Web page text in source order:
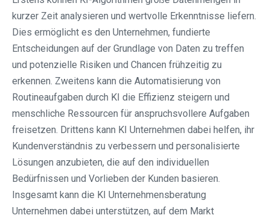
kurzer Zeit analysieren und wertvolle Erkenntnisse liefern.
Dies ermöglicht es den Unternehmen, fundierte
Entscheidungen auf der Grundlage von Daten zu treffen
und potenzielle Risiken und Chancen frühzeitig zu
erkennen. Zweitens kann die Automatisierung von
Routineaufgaben durch KI die Effizienz steigern und
menschliche Ressourcen für anspruchsvollere Aufgaben
freisetzen. Drittens kann KI Unternehmen dabei helfen, ihr
Kundenverständnis zu verbessern und personalisierte
Lösungen anzubieten, die auf den individuellen
Bedürfnissen und Vorlieben der Kunden basieren.
Insgesamt kann die KI Unternehmensberatung
Unternehmen dabei unterstützen, auf dem Markt